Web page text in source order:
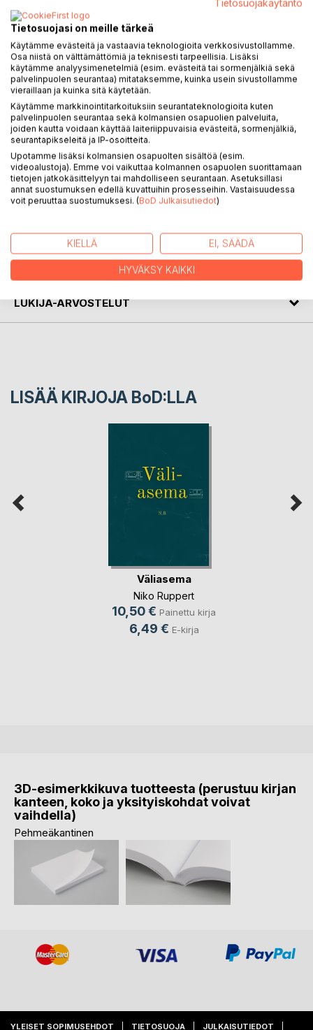
KUVAUS
Katkeruutta, kärsimättömyyttä ja kaikkia niitä asioita, mitä
emme saa maailmalle sanottua. 'Kaikki mitä unohdin sanoa'
pintaraapii meidän syvimpiä ajatuksia, jotka elämässämme
jää vain meidän mielemme nurkkiin kerämään pölyä.
LEHDISTÖARVOSTELUT
LUKIJA-ARVOSTELUT
LISÄÄ KIRJOJA BoD:LLA
Väliasema
Niko Ruppert
10,50 € Painettu kirja
6,49 € E-kirja
3D-esimerkkikuva tuotteesta (perustuu kirjan
kanteen, koko ja yksityiskohdat voivat
vaihdella)
Pehmeäkantinen
YLEISET SOPIMUSEHDOT TIETOSUOJA JULKAISUTIEDOT
Tietosuojakäytäntö
Tietosuojasi on meille tärkeä
Käytämme evästeitä ja vastaavia teknologioita verkkosivustollamme.
Osa niistä on välttämättömiä ja teknisesti tarpeellisia. Lisäksi
käytämme analyysimenetelmiä (esim. evästeitä tai sormenjälkiä sekä
palvelinpuolen seurantaa) mitataksemme, kuinka usein sivustollamme
vieraillaan ja kuinka sitä käytetään.
Käytämme markkinointitarkoituksiin seurantateknologioita kuten
palvelinpuolen seurantaa sekä kolmansien osapuolien palveluita,
joiden kautta voidaan käyttää laiteriippuvaisia evästeitä, sormenjälkiä,
seurantapikseleitä ja IP-osoitteita.
Upotamme lisäksi kolmansien osapuolten sisältöä (esim.
videoalustoja). Emme voi vaikuttaa kolmannen osapuolen suorittamaan
tietojen jatkokäsittelyyn tai mahdolliseen seurantaan. Asetuksillasi
annat suostumuksen edellä kuvattuihin prosesseihin. Vastaisuudessa
voit peruuttaa suostumuksesi. (BoD Julkaisutiedot)
KIELLÄ EI, SÄÄDÄ
HYVÄKSY KAIKKI